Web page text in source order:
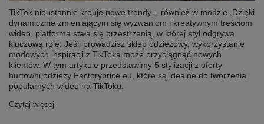
TikTok nieustannie kreuje nowe trendy – również w modzie. Dzięki
dynamicznie zmieniającym się wyzwaniom i kreatywnym treściom
wideo, platforma stała się przestrzenią, w której styl odgrywa
kluczową rolę. Jeśli prowadzisz sklep odzieżowy, wykorzystanie
modowych inspiracji z TikToka może przyciągnąć nowych
klientów. W tym artykule przedstawimy 5 stylizacji z oferty
hurtowni odzieży Factoryprice.eu, które są idealne do tworzenia
popularnych wideo na TikToku.
Czytaj więcej